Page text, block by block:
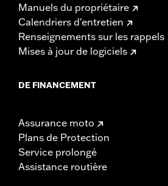
Manuels du propriétaire
Calendriers d'entretien
Renseignements sur les rappels
Mises à jour de logiciels
DE FINANCEMENT
Assurance moto
Plans de Protection
Service prolongé
Assistance routière